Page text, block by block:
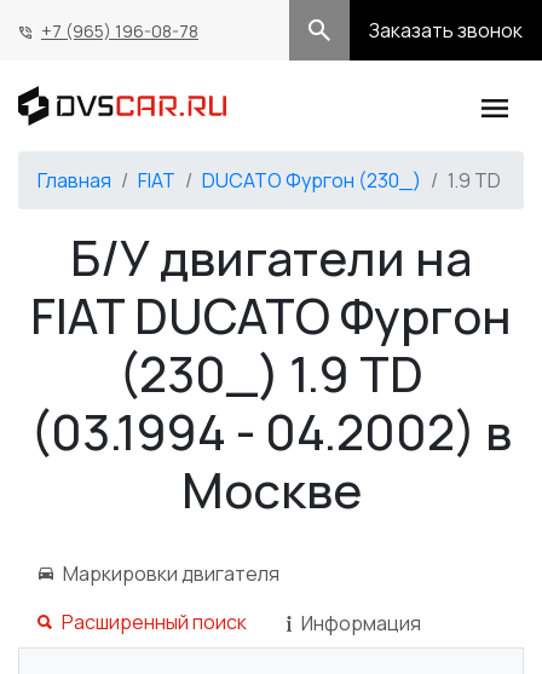
+7 (965) 196-08-78 Заказать звонок
Главная FIAT DUCATO Фургон (230_) 1.9 TD
Б/У двигатели на
FIAT DUCATO Фургон
(230_) 1.9 TD
(03.1994 - 04.2002) в
Москве
Маркировки двигателя
Расширенный поиск
Информация